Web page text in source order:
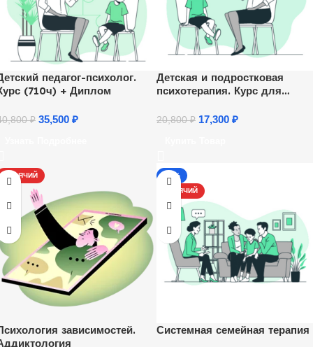
педагог-психолог.
(710ч) + Диплом
₽ 35,500 ₽
Детская и подростковая
психотерапия. Курс для
20,800₽ 17,300 ₽
ГОРЯЧИЙ
зависимостей.
-17%
ГОРЯЧИЙ
Системная семейная терапия